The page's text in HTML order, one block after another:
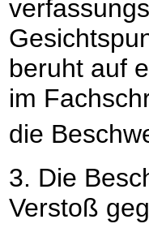
beruht auf
im
die
3. Die
Verstoß